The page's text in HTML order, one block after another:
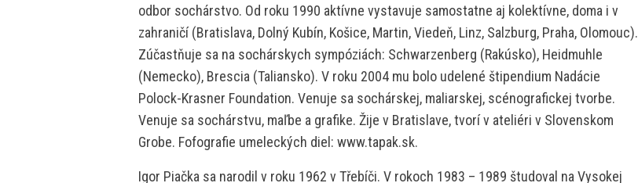
odbor sochárstvo. Od roku 1990 aktívne vystavuje samostatne aj kolektívne, doma i v
zahraničí (Bratislava, Dolný Kubín, Košice, Martin, Viedeň, Linz, Salzburg, Praha, Olomouc).
Zúčastňuje sa na sochárskych sympóziách: Schwarzenberg (Rakúsko), Heidmuhle
(Nemecko), Brescia (Taliansko). V roku 2004 mu bolo udelené štipendium Nadácie
Polock-Krasner Foundation. Venuje sa sochárskej, maliarskej, scénografickej tvorbe.
Venuje sa sochárstvu, maľbe a grafike. Žije v Bratislave, tvorí v ateliéri v Slovenskom
Grobe. Fofografie umeleckých diel: www.tapak.sk.
Igor Piačka sa narodil v roku 1962 v Třebíči. V rokoch 1983 – 1989 študoval na Vysokej